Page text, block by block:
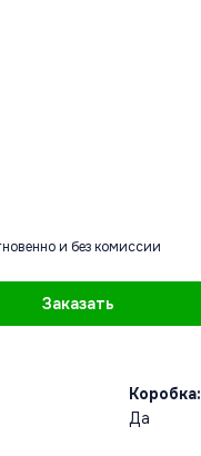
и без комиссии
Заказать
Коробка:
Да